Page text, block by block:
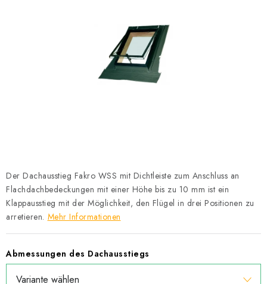
Reklamationen und Rücksendungen
Richtlinien zur Verwendung von Cookies
Allgemeinen Geschäftsbedingungen
Der Dachausstieg Fakro WSS mit Dichtleiste zum Anschluss an
Flachdachbedeckungen mit einer Höhe bis zu 10 mm ist ein
Klappausstieg mit der Möglichkeit, den Flügel in drei Positionen zu
arretieren. Mehr Informationen
Abmessungen des Dachausstiegs